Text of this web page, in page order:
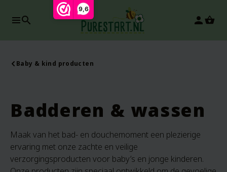
9,6
search person
Baby & kind producten
Badderen & wassen
Maak van het bad- en douchemoment een plezierige
ervaring met onze zachte en veilige
verzorgingsproducten voor baby’s en jonge kinderen.